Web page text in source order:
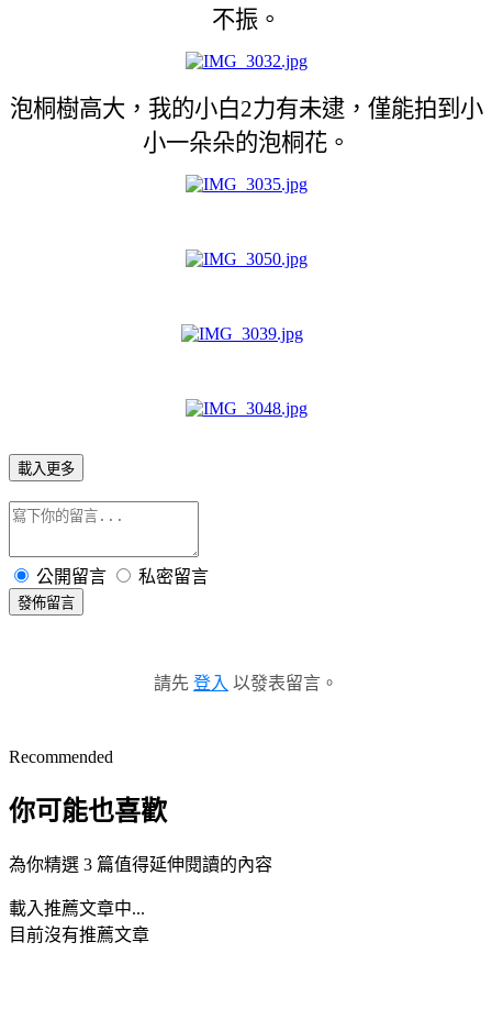
不振。
泡桐樹高大，我的小白2力有未逮，僅能拍到小
小一朵朵的泡桐花。
載入更多
公開留言 私密留言
發佈留言
請先 登入 以發表留言。
Recommended
你可能也喜歡
為你精選 3 篇值得延伸閱讀的內容
載入推薦文章中...
目前沒有推薦文章